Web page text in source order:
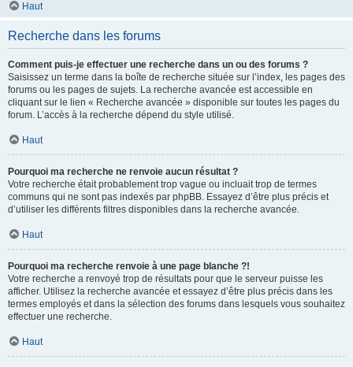
Haut
Recherche dans les forums
Comment puis-je effectuer une recherche dans un ou des forums ?
Saisissez un terme dans la boîte de recherche située sur l’index, les pages des
forums ou les pages de sujets. La recherche avancée est accessible en
cliquant sur le lien « Recherche avancée » disponible sur toutes les pages du
forum. L’accès à la recherche dépend du style utilisé.
Haut
Pourquoi ma recherche ne renvoie aucun résultat ?
Votre recherche était probablement trop vague ou incluait trop de termes
communs qui ne sont pas indexés par phpBB. Essayez d’être plus précis et
d’utiliser les différents filtres disponibles dans la recherche avancée.
Haut
Pourquoi ma recherche renvoie à une page blanche ?!
Votre recherche a renvoyé trop de résultats pour que le serveur puisse les
afficher. Utilisez la recherche avancée et essayez d’être plus précis dans les
termes employés et dans la sélection des forums dans lesquels vous souhaitez
effectuer une recherche.
Haut